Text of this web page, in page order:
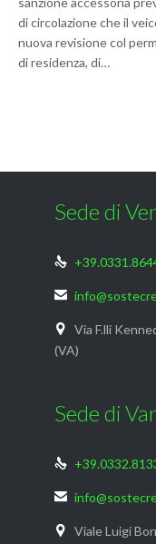
di circolazione che il
nuova revisione col
di residenza, di…
Sede di



Via F.lli
(VA)
Sede di


 Viale Luigi